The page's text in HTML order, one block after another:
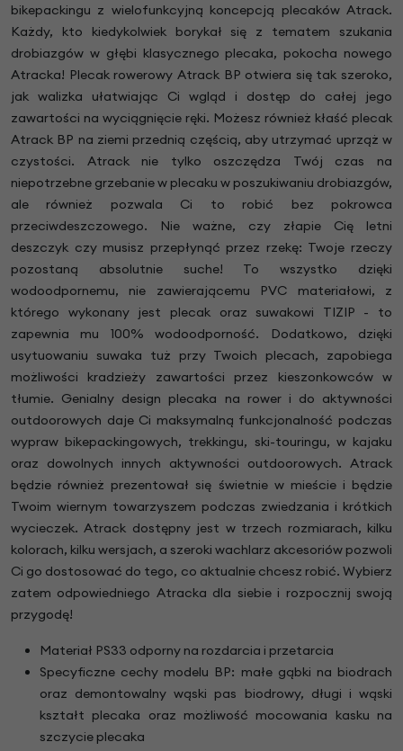
bikepackingu z wielofunkcyjną koncepcją plecaków Atrack.
Każdy, kto kiedykolwiek borykał się z tematem szukania
drobiazgów w głębi klasycznego plecaka, pokocha nowego
Atracka! Plecak rowerowy Atrack BP otwiera się tak szeroko,
jak walizka ułatwiając Ci wgląd i dostęp do całej jego
zawartości na wyciągnięcie ręki. Możesz również kłaść plecak
Atrack BP na ziemi przednią częścią, aby utrzymać uprząż w
czystości. Atrack nie tylko oszczędza Twój czas na
niepotrzebne grzebanie w plecaku w poszukiwaniu drobiazgów,
ale również pozwala Ci to robić bez pokrowca
przeciwdeszczowego. Nie ważne, czy złapie Cię letni
deszczyk czy musisz przepłynąć przez rzekę: Twoje rzeczy
pozostaną absolutnie suche! To wszystko dzięki
wodoodpornemu, nie zawierającemu PVC materiałowi, z
którego wykonany jest plecak oraz suwakowi TIZIP - to
zapewnia mu 100% wodoodporność. Dodatkowo, dzięki
usytuowaniu suwaka tuż przy Twoich plecach, zapobiega
możliwości kradzieży zawartości przez kieszonkowców w
tłumie. Genialny design plecaka na rower i do aktywności
outdoorowych daje Ci maksymalną funkcjonalność podczas
wypraw bikepackingowych, trekkingu, ski-touringu, w kajaku
oraz dowolnych innych aktywności outdoorowych. Atrack
będzie również prezentował się świetnie w mieście i będzie
Twoim wiernym towarzyszem podczas zwiedzania i krótkich
wycieczek. Atrack dostępny jest w trzech rozmiarach, kilku
kolorach, kilku wersjach, a szeroki wachlarz akcesoriów pozwoli
Ci go dostosować do tego, co aktualnie chcesz robić. Wybierz
zatem odpowiedniego Atracka dla siebie i rozpocznij swoją
przygodę!
Materiał PS33 odporny na rozdarcia i przetarcia
Specyficzne cechy modelu BP: małe gąbki na biodrach
oraz demontowalny wąski pas biodrowy, długi i wąski
kształt plecaka oraz możliwość mocowania kasku na
szczycie plecaka